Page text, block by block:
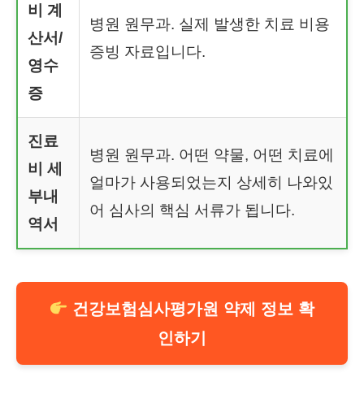
비 계
산서/
영수
증
병원 원무과. 실제 발생한 치료 비용
증빙 자료입니다.
진료
비 세
부내
역서
병원 원무과. 어떤 약물, 어떤 치료에
얼마가 사용되었는지 상세히 나와있
어 심사의 핵심 서류가 됩니다.
건강보험심사평가원 약제 정보 확
인하기